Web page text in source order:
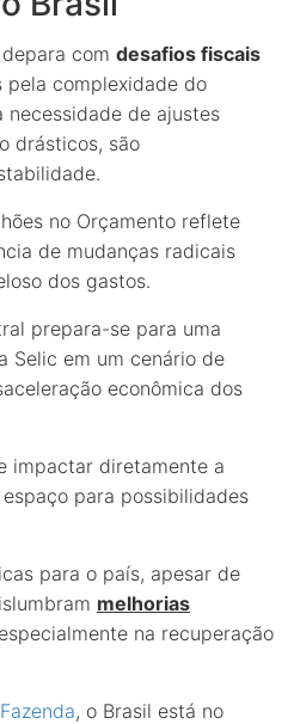
com desafios fiscais
pela complexidade do
necessidade de ajustes
drásticos, são
no Orçamento reflete
de mudanças radicais
dos gastos.
prepara-se para uma
Selic em um cenário de
econômica dos
impactar diretamente a
para possibilidades
para o país, apesar de
melhorias
na recuperação
, o Brasil está no